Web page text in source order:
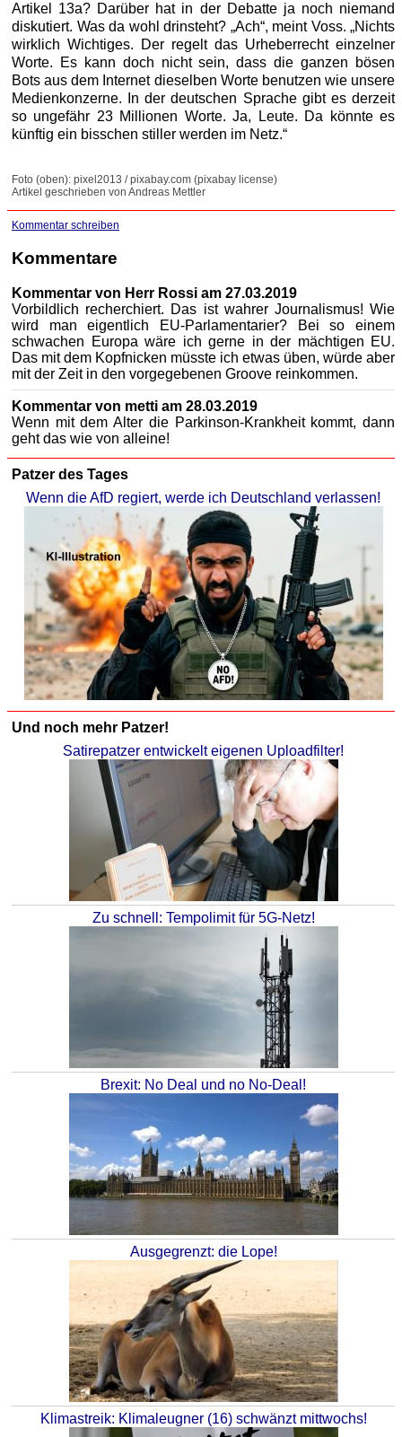
Artikel 13a? Darüber hat in der Debatte ja noch niemand
diskutiert. Was da wohl drinsteht? „Ach“, meint Voss. „Nichts
wirklich Wichtiges. Der regelt das Urheberrecht einzelner
Worte. Es kann doch nicht sein, dass die ganzen bösen
Bots aus dem Internet dieselben Worte benutzen wie unsere
Medienkonzerne. In der deutschen Sprache gibt es derzeit
so ungefähr 23 Millionen Worte. Ja, Leute. Da könnte es
künftig ein bisschen stiller werden im Netz.“
Foto (oben): pixel2013 / pixabay.com (pixabay license)
Artikel geschrieben von Andreas Mettler
Kommentar schreiben
Kommentare
Kommentar von Herr Rossi am 27.03.2019
Vorbildlich recherchiert. Das ist wahrer Journalismus! Wie
wird man eigentlich EU-Parlamentarier? Bei so einem
schwachen Europa wäre ich gerne in der mächtigen EU.
Das mit dem Kopfnicken müsste ich etwas üben, würde aber
mit der Zeit in den vorgegebenen Groove reinkommen.
Kommentar von metti am 28.03.2019
Wenn mit dem Alter die Parkinson-Krankheit kommt, dann
geht das wie von alleine!
Patzer des Tages
Wenn die AfD regiert, werde ich Deutschland verlassen!
Und noch mehr Patzer!
Satirepatzer entwickelt eigenen Uploadfilter!
Zu schnell: Tempolimit für 5G-Netz!
Brexit: No Deal und no No-Deal!
Ausgegrenzt: die Lope!
Klimastreik: Klimaleugner (16) schwänzt mittwochs!